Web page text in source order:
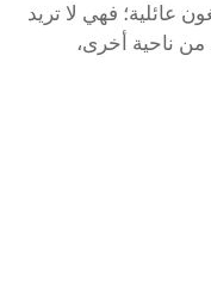
عائلية؛ فهي لا تريد
من ناحية أخرى،